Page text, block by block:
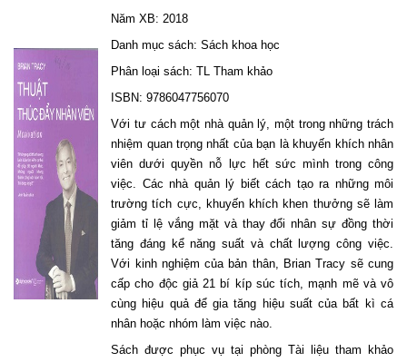
Năm XB: 2018
Danh mục sách: Sách khoa học
Phân loại sách: TL Tham khảo
ISBN: 9786047756070
Với tư cách một nhà quản lý, một trong những trách
nhiệm quan trọng nhất của bạn là khuyến khích nhân
viên dưới quyền nỗ lực hết sức mình trong công
việc. Các nhà quản lý biết cách tạo ra những môi
trường tích cực, khuyến khích khen thưởng sẽ làm
giảm tỉ lệ vắng mặt và thay đổi nhân sự đồng thời
tăng đáng kể năng suất và chất lượng công việc.
Với kinh nghiệm của bản thân, Brian Tracy sẽ cung
cấp cho độc giả 21 bí kíp súc tích, mạnh mẽ và vô
cùng hiệu quả để gia tăng hiệu suất của bất kì cá
nhân hoặc nhóm làm việc nào.
Sách được phục vụ tại phòng Tài liệu tham khảo